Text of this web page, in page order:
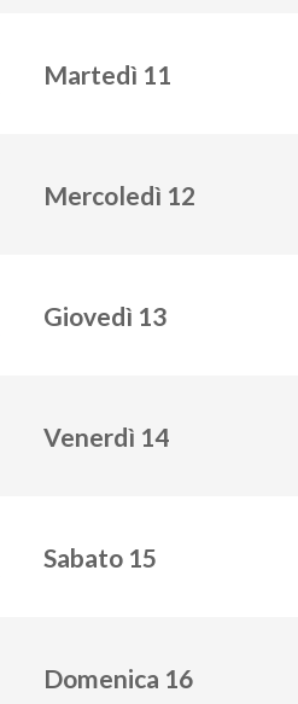
Martedì 11
Mercoledì 12
Giovedì 13
Venerdì 14
Sabato 15
Domenica 16